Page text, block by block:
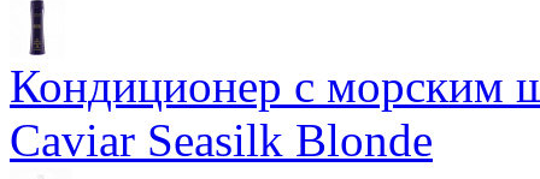
Кондиционер с морским
Caviar Seasilk Blonde